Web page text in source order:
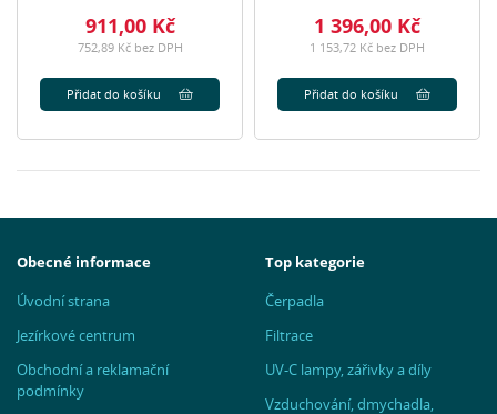
911,00 Kč
752,89 Kč bez DPH
Přidat do košíku
1 396,00 Kč
1 153,72 Kč bez DPH
Přidat do košíku
Obecné informace
Úvodní strana
Jezírkové centrum
Obchodní a reklamační
podmínky
Top kategorie
Čerpadla
Filtrace
UV-C lampy, zářivky a díly
Vzduchování, dmychadla,